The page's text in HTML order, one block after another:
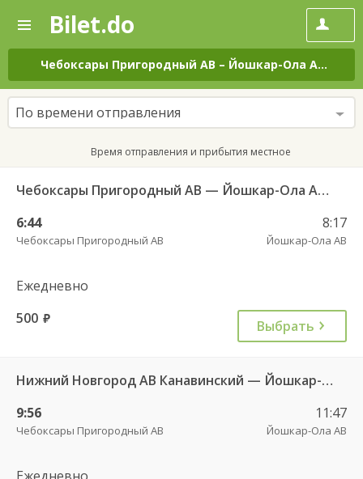
—
Поиск
и
покупка
билетов
на
автобус
онлайн
Bilet.do
Чебоксары Пригородный АВ – Йошкар-Ола АВ
По времени отправления
Время отправления и прибытия местное
Чебоксары Пригородный АВ — Йошкар-Ола АВ (старый вокзал) 10427
6:44
Чебоксары Пригородный АВ
8:17
Йошкар-Ола АВ
Ежедневно
500 руб. Выбрать
Нижний Новгород АВ Канавинский — Йошкар-Ола АВ Республиканский 10396
9:56
Чебоксары Пригородный АВ
11:47
Йошкар-Ола АВ